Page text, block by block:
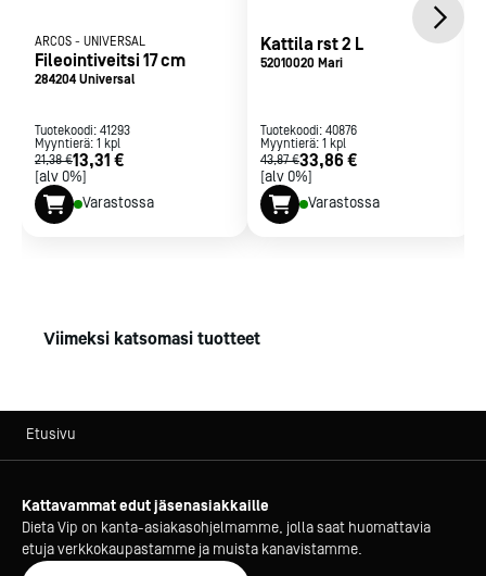
ARCOS - UNIVERSAL
Fileointiveitsi 17 cm
284204 Universal
Tuotekoodi: 41293
Myyntierä: 1 kpl
21,38 €13,31 €
[alv 0%]
Varastossa
Kattila rst 2 L
52010020 Mari
Tuotekoodi: 40876
Myyntierä: 1 kpl
43,87 €33,86 €
[alv 0%]
Varastossa
Viimeksi katsomasi tuotteet
Etusivu
Kattavammat edut jäsenasiakkaille
Dieta Vip on kanta-asiakasohjelmamme, jolla saat huomattavia
etuja verkkokaupastamme ja muista kanavistamme.